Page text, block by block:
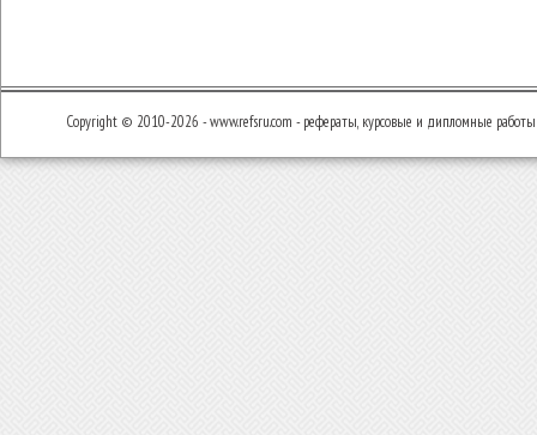
Copyright © 2010-2026 - www.refsru.com - рефераты, курсовые и дипломные работы